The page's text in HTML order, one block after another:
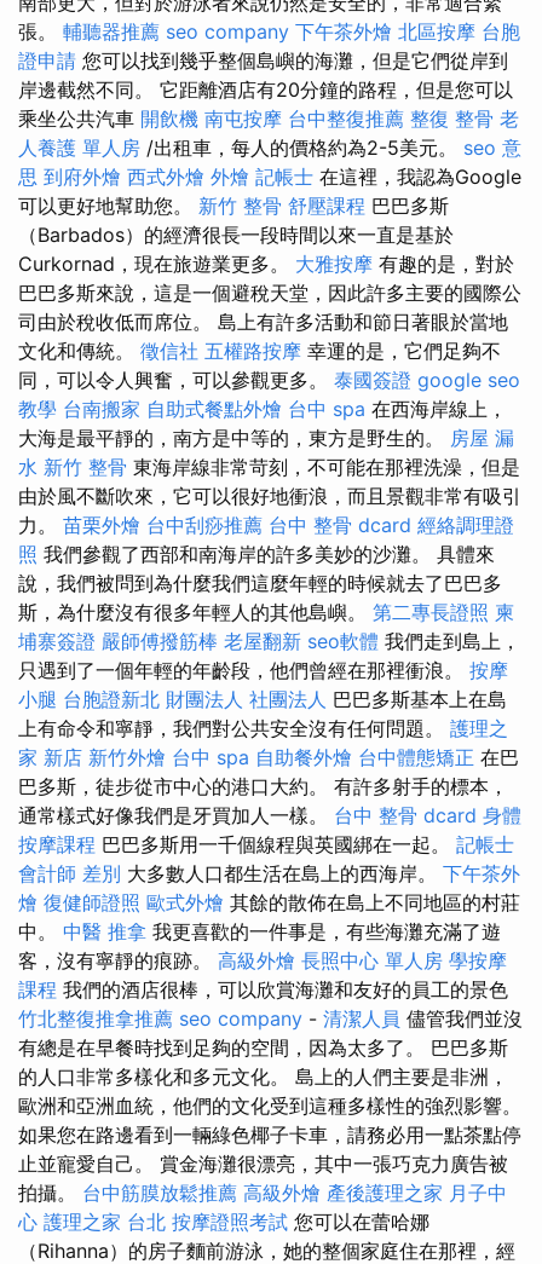
張。 輔聽器推薦 seo company 下午茶外燴 北區按摩 台胞
證申請 您可以找到幾乎整個島嶼的海灘，但是它們從岸到
岸邊截然不同。 它距離酒店有20分鐘的路程，但是您可以
乘坐公共汽車 開飲機 南屯按摩 台中整復推薦 整復 整骨 老
人養護 單人房 /出租車，每人的價格約為2-5美元。 seo 意
思 到府外燴 西式外燴 外燴 記帳士 在這裡，我認為Google
可以更好地幫助您。 新竹 整骨 舒壓課程 巴巴多斯
（Barbados）的經濟很長一段時間以來一直是基於
Curkornad，現在旅遊業更多。 大雅按摩 有趣的是，對於
巴巴多斯來說，這是一個避稅天堂，因此許多主要的國際公
司由於稅收低而席位。 島上有許多活動和節日著眼於當地
文化和傳統。 徵信社 五權路按摩 幸運的是，它們足夠不
同，可以令人興奮，可以參觀更多。 泰國簽證 google seo
教學 台南搬家 自助式餐點外燴 台中 spa 在西海岸線上，
大海是最平靜的，南方是中等的，東方是野生的。 房屋 漏
水 新竹 整骨 東海岸線非常苛刻，不可能在那裡洗澡，但是
由於風不斷吹來，它可以很好地衝浪，而且景觀非常有吸引
力。 苗栗外燴 台中刮痧推薦 台中 整骨 dcard 經絡調理證
照 我們參觀了西部和南海岸的許多美妙的沙灘。 具體來
說，我們被問到為什麼我們這麼年輕的時候就去了巴巴多
斯，為什麼沒有很多年輕人的其他島嶼。 第二專長證照 柬
埔寨簽證 嚴師傅撥筋棒 老屋翻新 seo軟體 我們走到島上，
只遇到了一個年輕的年齡段，他們曾經在那裡衝浪。 按摩
小腿 台胞證新北 財團法人 社團法人 巴巴多斯基本上在島
上有命令和寧靜，我們對公共安全沒有任何問題。 護理之
家 新店 新竹外燴 台中 spa 自助餐外燴 台中體態矯正 在巴
巴多斯，徒步從市中心的港口大約。 有許多射手的標本，
通常樣式好像我們是牙買加人一樣。 台中 整骨 dcard 身體
按摩課程 巴巴多斯用一千個線程與英國綁在一起。 記帳士
會計師 差別 大多數人口都生活在島上的西海岸。 下午茶外
燴 復健師證照 歐式外燴 其餘的散佈在島上不同地區的村莊
中。 中醫 推拿 我更喜歡的一件事是，有些海灘充滿了遊
客，沒有寧靜的痕跡。 高級外燴 長照中心 單人房 學按摩
課程 我們的酒店很棒，可以欣賞海灘和友好的員工的景色
竹北整復推拿推薦 seo company - 清潔人員 儘管我們並沒
有總是在早餐時找到足夠的空間，因為太多了。 巴巴多斯
的人口非常多樣化和多元文化。 島上的人們主要是非洲，
歐洲和亞洲血統，他們的文化受到這種多樣性的強烈影響。
如果您在路邊看到一輛綠色椰子卡車，請務必用一點茶點停
止並寵愛自己。 賞金海灘很漂亮，其中一張巧克力廣告被
拍攝。 台中筋膜放鬆推薦 高級外燴 產後護理之家 月子中
心 護理之家 台北 按摩證照考試 您可以在蕾哈娜
（Rihanna）的房子麵前游泳，她的整個家庭住在那裡，經